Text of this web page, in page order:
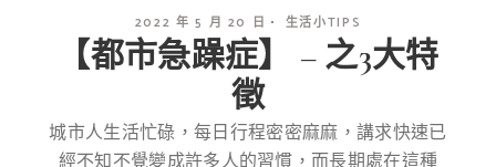
2022 年 5 月 20 日 生活小TIPS
【都市急躁症】 – 之3大特
徵
城市人生活忙碌，每日行程密密麻麻，講求快速已